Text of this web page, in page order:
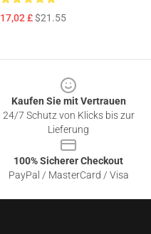
17,02 £$21.55
Kaufen Sie mit Vertrauen
24/7 Schutz von Klicks bis zur
Lieferung
100% Sicherer Checkout
PayPal / MasterCard / Visa